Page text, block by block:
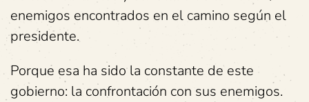
enemigos encontrados en el camino según el
presidente.
Porque esa ha sido la constante de este
gobierno: la confrontación con sus enemigos.